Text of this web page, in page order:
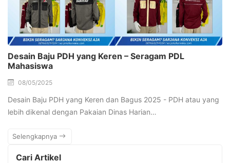
Desain Baju PDH yang Keren – Seragam PDL
Mahasiswa
08/05/2025
Desain Baju PDH yang Keren dan Bagus 2025 - PDH atau yang
lebih dikenal dengan Pakaian Dinas Harian…
Selengkapnya
Cari Artikel